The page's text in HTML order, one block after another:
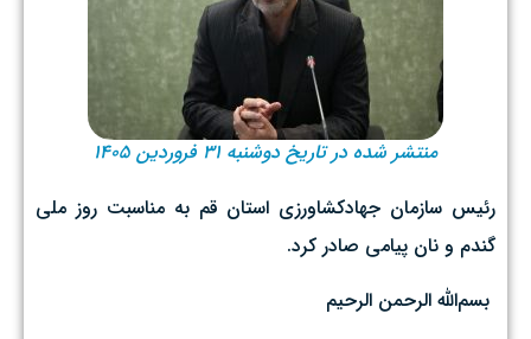
منتشر شده در تاریخ دوشنبه ۳۱ فروردین ۱۴۰۵
رئیس سازمان جهادکشاورزی استان قم به مناسبت روز ملی
گندم و نان پیامی صادر کرد.
بسم‌الله الرحمن الرحیم ‌